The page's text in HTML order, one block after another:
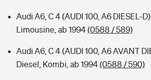
Audi A6, C 4 (AUDI 100, A6 DIESEL-
Limousine, ab 1994(0588 / 589)
Audi A6, C 4 (AUDI 100, A6 AVANT
Diesel, Kombi, ab 1994(0588 / 590)